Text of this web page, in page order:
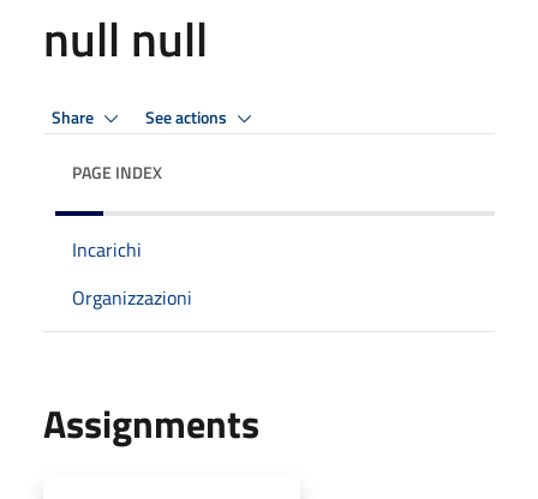
null null
Share See actions
PAGE INDEX
Incarichi
Organizzazioni
Assignments